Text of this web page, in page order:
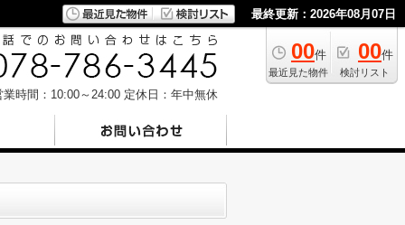
最終更新：2026年08月07日
00件
最近見た物件
00件
検討リスト
業時間：10:00～24:00 定休日：年中無休